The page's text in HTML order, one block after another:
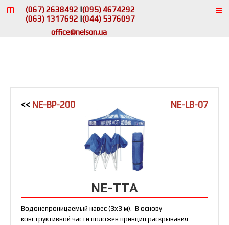
н
(067) 2638492 |
(063) 1317692 |
office@nelson.ua
(095) 4674292
(044) 5376097
<< NE-BP-200 NE-LB-07
NE-TTA
Водонепроницаемый навес (3х3 м). В основу
конструктивной части положен принцип раскрывания